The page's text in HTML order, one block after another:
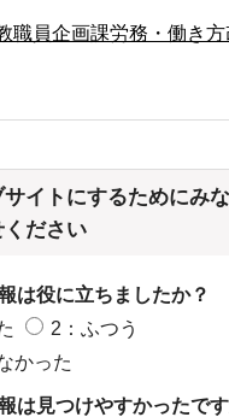
職員企画課労務・働き
イトにするためにみ
ださい
は役に立ちましたか？
2：ふつう
かった
は見つけやすかったで